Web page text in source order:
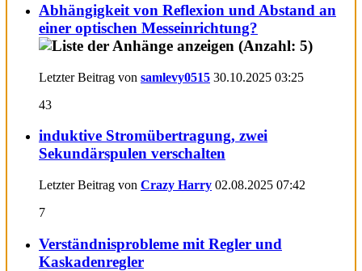
Abhängigkeit von Reflexion und Abstand an
einer optischen Messeinrichtung?
Letzter Beitrag von samlevy0515 30.10.2025 03:25
43
induktive Stromübertragung, zwei
Sekundärspulen verschalten
Letzter Beitrag von Crazy Harry 02.08.2025 07:42
7
Verständnisprobleme mit Regler und
Kaskadenregler